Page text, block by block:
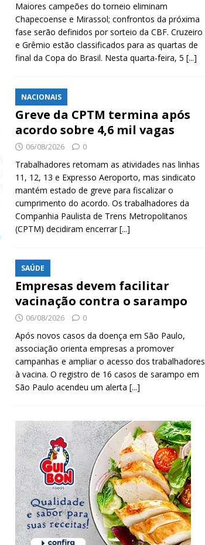
Maiores campeões do torneio eliminam
Chapecoense e Mirassol; confrontos da próxima
fase serão definidos por sorteio da CBF. Cruzeiro
e Grêmio estão classificados para as quartas de
final da Copa do Brasil. Nesta quarta-feira, 5 [...]
NACIONAIS
Greve da CPTM termina após
acordo sobre 4,6 mil vagas
06/08/2026 0
Trabalhadores retomam as atividades nas linhas
11, 12, 13 e Expresso Aeroporto, mas sindicato
mantém estado de greve para fiscalizar o
cumprimento do acordo. Os trabalhadores da
Companhia Paulista de Trens Metropolitanos
(CPTM) decidiram encerrar[...]
SAÚDE
Empresas devem facilitar
vacinação contra o sarampo
06/08/2026 0
Após novos casos da doença em São Paulo,
associação orienta empresas a promover
campanhas e ampliar o acesso dos trabalhadores
à vacina. O registro de 16 casos de sarampo em
São Paulo acendeu um alerta [...]